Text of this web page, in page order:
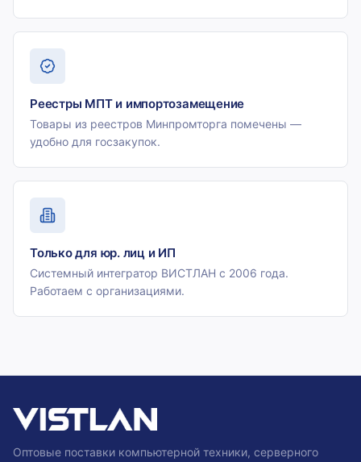
Реестры МПТ и импортозамещение
Товары из реестров Минпромторга помечены —
удобно для госзакупок.
Только для юр. лиц и ИП
Системный интегратор ВИСТЛАН с 2006 года.
Работаем с организациями.
Оптовые поставки компьютерной техники, серверного